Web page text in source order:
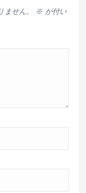
せん。 ※が付い